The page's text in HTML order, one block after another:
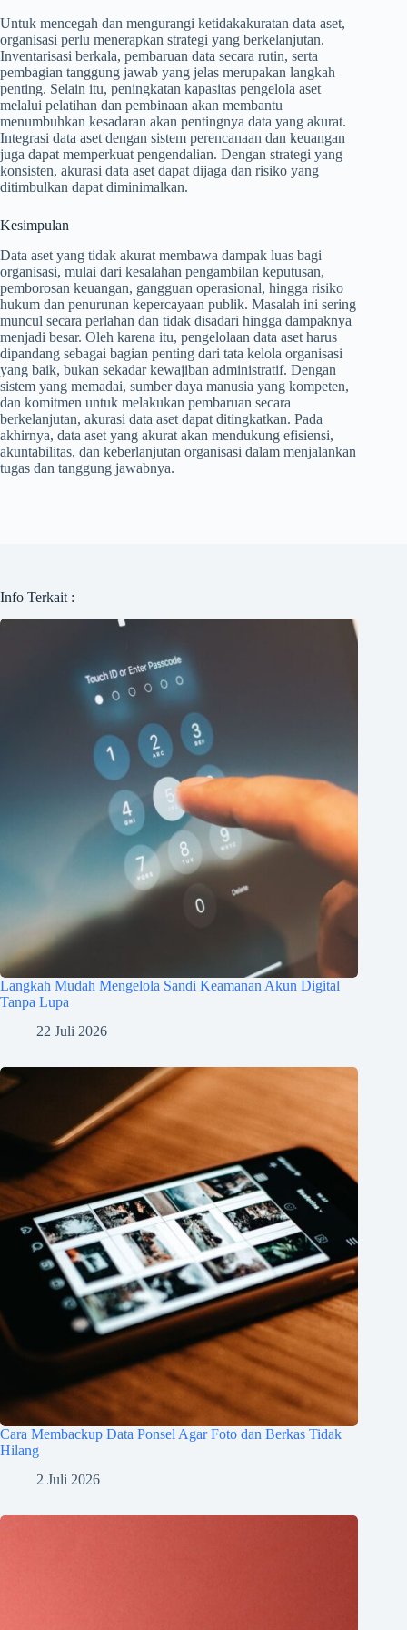
Untuk mencegah dan mengurangi ketidakakuratan data aset,
organisasi perlu menerapkan strategi yang berkelanjutan.
Inventarisasi berkala, pembaruan data secara rutin, serta
pembagian tanggung jawab yang jelas merupakan langkah
penting. Selain itu, peningkatan kapasitas pengelola aset
melalui pelatihan dan pembinaan akan membantu
menumbuhkan kesadaran akan pentingnya data yang akurat.
Integrasi data aset dengan sistem perencanaan dan keuangan
juga dapat memperkuat pengendalian. Dengan strategi yang
konsisten, akurasi data aset dapat dijaga dan risiko yang
ditimbulkan dapat diminimalkan.
Kesimpulan
Data aset yang tidak akurat membawa dampak luas bagi
organisasi, mulai dari kesalahan pengambilan keputusan,
pemborosan keuangan, gangguan operasional, hingga risiko
hukum dan penurunan kepercayaan publik. Masalah ini sering
muncul secara perlahan dan tidak disadari hingga dampaknya
menjadi besar. Oleh karena itu, pengelolaan data aset harus
dipandang sebagai bagian penting dari tata kelola organisasi
yang baik, bukan sekadar kewajiban administratif. Dengan
sistem yang memadai, sumber daya manusia yang kompeten,
dan komitmen untuk melakukan pembaruan secara
berkelanjutan, akurasi data aset dapat ditingkatkan. Pada
akhirnya, data aset yang akurat akan mendukung efisiensi,
akuntabilitas, dan keberlanjutan organisasi dalam menjalankan
tugas dan tanggung jawabnya.
Info Terkait :
Langkah Mudah Mengelola Sandi Keamanan Akun Digital
Tanpa Lupa
22 Juli 2026
Cara Membackup Data Ponsel Agar Foto dan Berkas Tidak
Hilang
2 Juli 2026